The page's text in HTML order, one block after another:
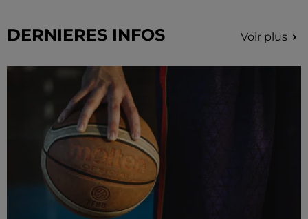
DERNIERES INFOS Voir plus